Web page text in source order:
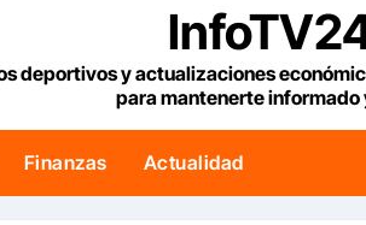
si su cuenta en el Saime es
24,9 toneladas de café verde rumbo a
deportivos y actualizaciones
para mantenerte informado
Finanzas Actualidad